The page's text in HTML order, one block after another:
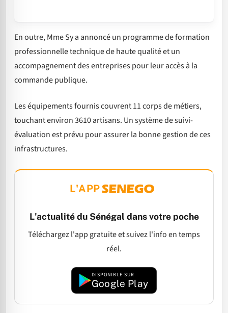
En outre, Mme Sy a annoncé un programme de formation
professionnelle technique de haute qualité et un
accompagnement des entreprises pour leur accès à la
commande publique.
Les équipements fournis couvrent 11 corps de métiers,
touchant environ 3610 artisans. Un système de suivi-
évaluation est prévu pour assurer la bonne gestion de ces
infrastructures.
L'APP
L'actualité du Sénégal dans votre poche
Téléchargez l'app gratuite et suivez l'info en temps
réel.
DISPONIBLE SUR
Google Play